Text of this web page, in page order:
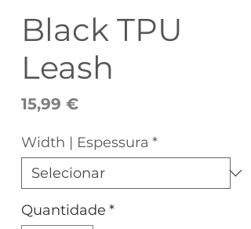
Black TPU
Leash
15,99 €Preço
Width | Espessura *
Quantidade *